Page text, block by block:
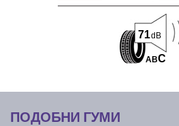
ABC
71dB
ПОДОБНИ ГУМИ